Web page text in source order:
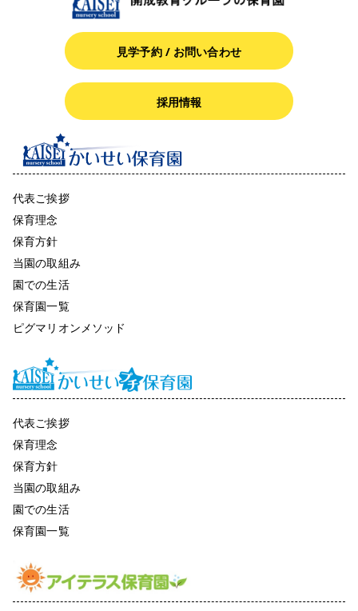
見学予約 / お問い合わせ
採用情報
代表ご挨拶
保育理念
保育方針
当園の取組み
園での生活
保育園一覧
ピグマリオンメソッド
代表ご挨拶
保育理念
保育方針
当園の取組み
園での生活
保育園一覧